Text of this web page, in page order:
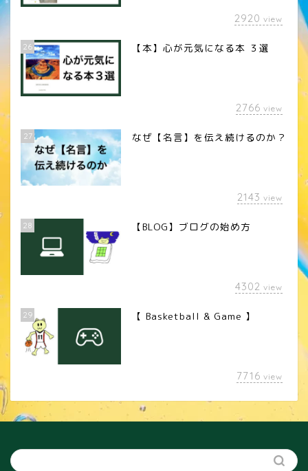
2920 view
26 【本】心が元気になる本 ３選
2766 view
27 なぜ【名言】を伝え続けるのか？
2143 view
28 【BLOG】ブログの始め方
4302 view
29 【 Basketball & Game 】
7716 view
カメラレンズ
YouTube